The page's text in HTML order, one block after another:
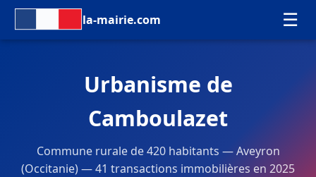
la-mairie.com ☰
Urbanisme de
Camboulazet
Commune rurale de 420 habitants — Aveyron
(Occitanie) — 41 transactions immobilières en 2025